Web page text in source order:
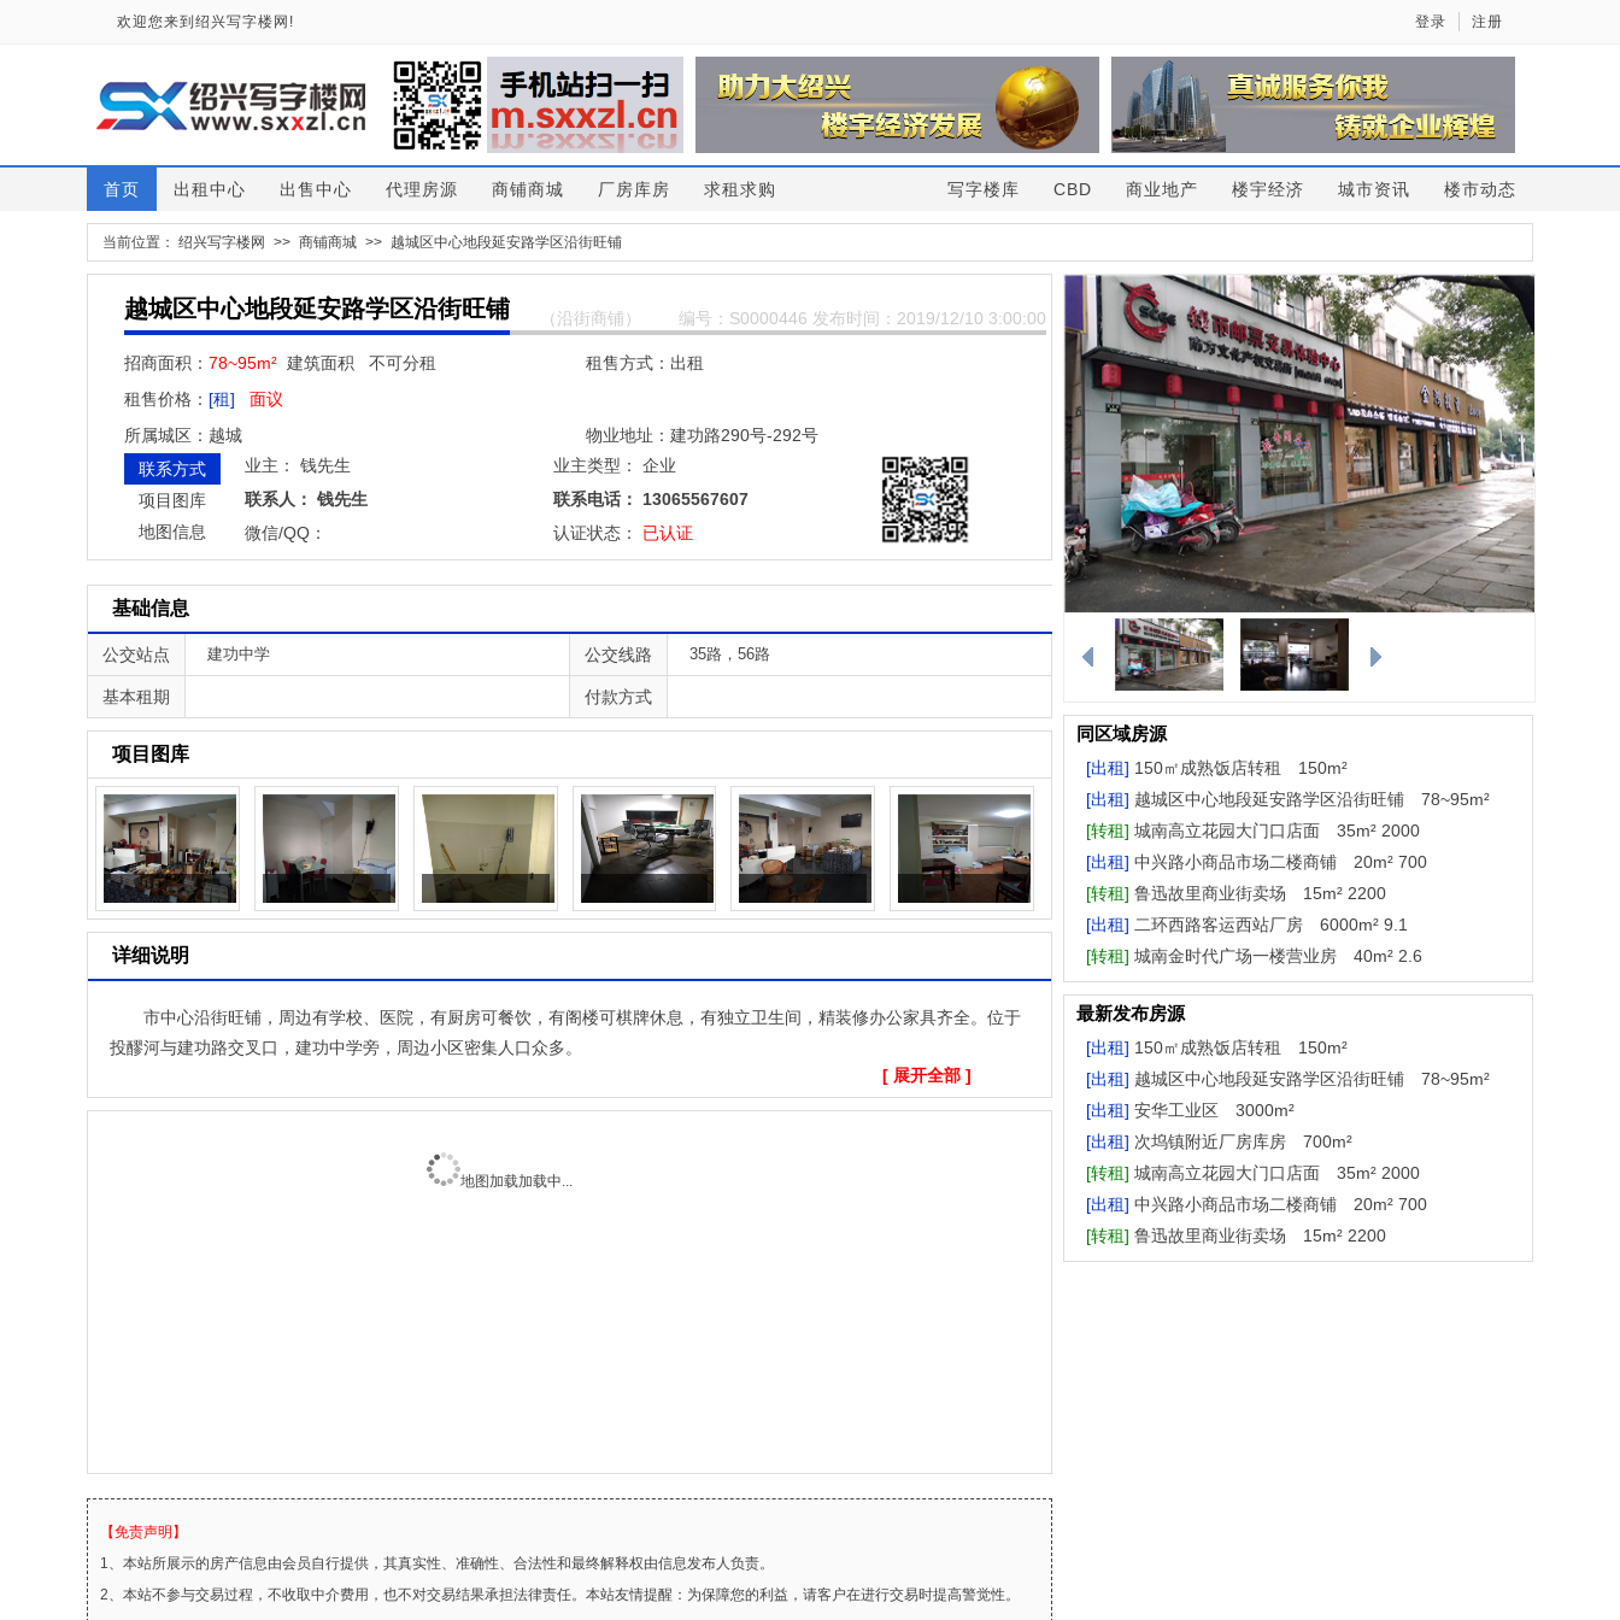
欢迎您来到绍兴写字楼网! 登录 注册
首页 出租中心 出售中心 代理房源 商铺商城 厂房库房 求租求购 楼市动态
城市资讯
楼宇经济
商业地产
CBD
写字楼库
当前位置： 绍兴写字楼网 >> 商铺商城 >> 越城区中心地段延安路学区沿街旺铺
越城区中心地段延安路学区沿街旺铺 （沿街商铺） 编号：S0000446 发布时间：2019/12/10 3:00:00
招商面积： 78~95m² 建筑面积 不可分租
租售方式：出租
租售价格： [租]
面议
所属城区：越城
物业地址：建功路290号-292号
联系方式
项目图库
地图信息
业主： 钱先生 业主类型：
企业
联系人： 钱先生 联系电话：
13065567607
微信/QQ：
认证状态： 已认证
基础信息
公交站点 建功中学 公交线路 35路，56路
基本租期 付款方式
项目图库
详细说明
市中心沿街旺铺，周边有学校、医院，有厨房可餐饮，有阁楼可棋牌休息，有独立卫生间，精装修办公家具齐全。位于
投醪河与建功路交叉口，建功中学旁，周边小区密集人口众多。
[ 展开全部 ]
地图加载加载中...
【免责声明】
1、本站所展示的房产信息由会员自行提供，其真实性、准确性、合法性和最终解释权由信息发布人负责。
2、本站不参与交易过程，不收取中介费用，也不对交易结果承担法律责任。本站友情提醒：为保障您的利益，请客户在进行交易时提高警觉性。
同区域房源
[出租] 150㎡成熟饭店转租 150m²
[出租] 越城区中心地段延安路学区沿街旺铺 78~95m²
[转租] 城南高立花园大门口店面 35m² 2000
[出租] 中兴路小商品市场二楼商铺 20m² 700
[转租] 鲁迅故里商业街卖场 15m² 2200
[出租] 二环西路客运西站厂房 6000m² 9.1
[转租] 城南金时代广场一楼营业房 40m² 2.6
最新发布房源
[出租] 150㎡成熟饭店转租 150m²
[出租] 越城区中心地段延安路学区沿街旺铺 78~95m²
[出租] 安华工业区 3000m²
[出租] 次坞镇附近厂房库房 700m²
[转租] 城南高立花园大门口店面 35m² 2000
[出租] 中兴路小商品市场二楼商铺 20m² 700
[转租] 鲁迅故里商业街卖场 15m² 2200